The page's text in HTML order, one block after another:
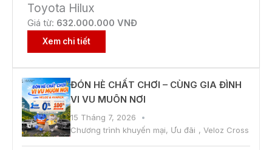
Toyota Hilux
Giá từ: 632.000.000 VNĐ
Xem chi tiết
ĐÓN HÈ CHẤT CHƠI – CÙNG GIA ĐÌNH
VI VU MUÔN NƠI
15 Tháng 7, 2026
Chương trình khuyến mại, Ưu đãi , Veloz Cross